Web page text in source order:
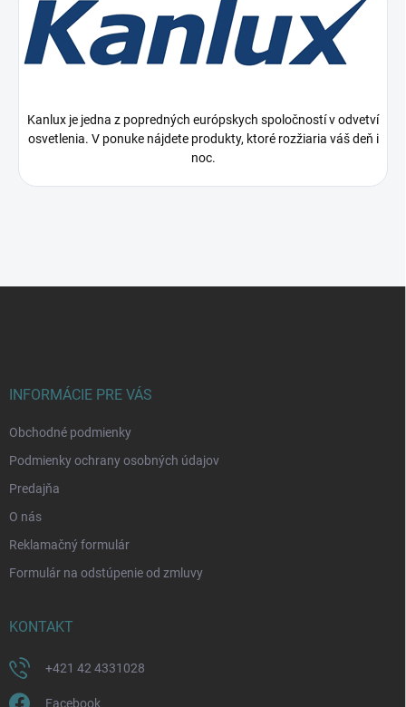
Kanlux je jedna z popredných európskych spoločností v odvetví
osvetlenia. V ponuke nájdete produkty, ktoré rozžiaria váš deň i
noc.
INFORMÁCIE PRE VÁS
Obchodné podmienky
Podmienky ochrany osobných údajov
Predajňa
O nás
Reklamačný formulár
Formulár na odstúpenie od zmluvy
KONTAKT
+421 42 4331028
Facebook